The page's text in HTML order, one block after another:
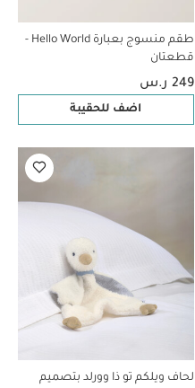
طقم منسوج بعبارة Hello World -
قطعتان
249 ر.س
اضف للحقيبة
لحاف ويلكم تو ذا وورلد بتصميم